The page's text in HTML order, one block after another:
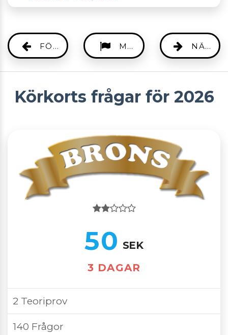
NÄSTA
MARKERA
FÖREGÅENDE
Körkorts frågar för 2026
50 SEK
3 DAGAR
2 Teoriprov
140 Frågor